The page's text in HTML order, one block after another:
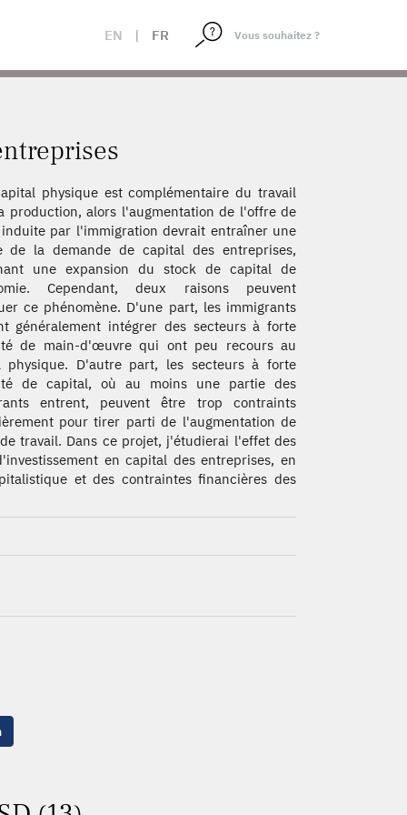
EN | FR
physique est complémentaire du travail
production, alors l'augmentation de l'offre de
par l'immigration devrait entraîner une
de la demande de capital des entreprises,
une expansion du stock de capital de
Cependant, deux raisons peuvent
ce phénomène. D'une part, les immigrants
généralement intégrer des secteurs à forte
de main-d'œuvre qui ont peu recours au
physique. D'autre part, les secteurs à forte
de capital, où au moins une partie des
entrent, peuvent être trop contraints
pour tirer parti de l'augmentation de
travail. Dans ce projet, j'étudierai l'effet des
en capital des entreprises, en
et des contraintes financières des